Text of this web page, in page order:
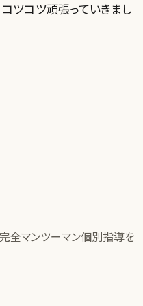
ツコツ頑張っていきまし
全マンツーマン個別指導を